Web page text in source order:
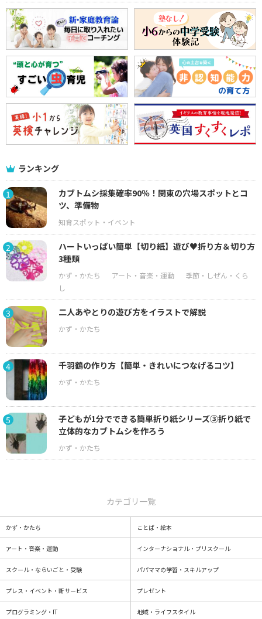
ランキング
1
カブトムシ採集確率90％！関東の穴場スポットとコ
ツ、準備物
2
ハートいっぱい簡単【切り紙】遊び♥折り方＆切り方
3種類
3 二人あやとりの遊び方をイラストで解説
4 千羽鶴の作り方【簡単・きれいにつなげるコツ】
5
子どもが1分でできる簡単折り紙シリーズ③折り紙で
立体的なカブトムシを作ろう
カテゴリ一覧
かず・かたち ことば・絵本
アート・音楽・運動 インターナショナル・プリスクール
スクール・ならいごと・受験 パパママの学習・スキルアップ
プレス・イベント・新サービス プレゼント
プログラミング・IT 地域・ライフスタイル